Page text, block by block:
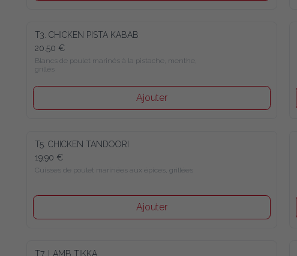
T3. CHICKEN PISTA KABAB
20.50 €
Blancs de poulet marinés à la pistache, menthe, grillés
Ajouter
T5. CHICKEN TANDOORI
19.90 €
Cuisses de poulet marinées aux épices, grillées
Ajouter
T7. LAMB TIKKA